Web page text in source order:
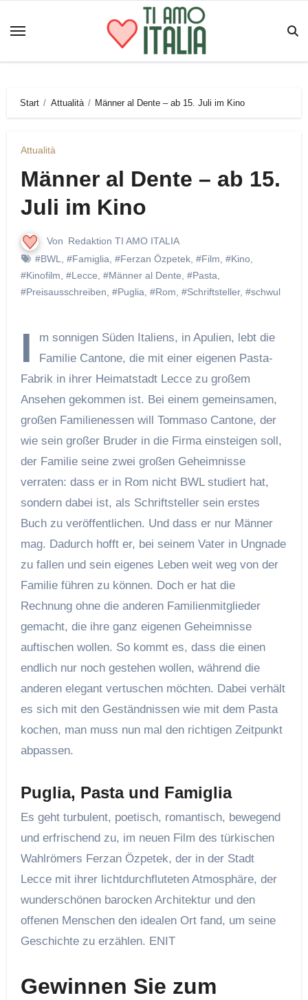
Inhalt
Start Attualità Männer al Dente – ab 15. Juli im Kino
Attualità
Männer al Dente – ab 15.
Juli im Kino
Von Redaktion TI AMO ITALIA
#BWL
#Famiglia #Ferzan Özpetek, #Film #Kino,
#Kinofilm #Lecce #Männer al Dente #Pasta
#Preisausschreiben #Puglia #Rom #Schriftsteller, #schwul
I
m sonnigen Süden Italiens, in Apulien, lebt die
Familie Cantone, die mit einer eigenen Pasta-
Fabrik in ihrer Heimatstadt Lecce zu großem
Ansehen gekommen ist. Bei einem gemeinsamen,
großen Familienessen will Tommaso Cantone, der
wie sein großer Bruder in die Firma einsteigen soll,
der Familie seine zwei großen Geheimnisse
verraten: dass er in Rom nicht BWL studiert hat,
sondern dabei ist, als Schriftsteller sein erstes
Buch zu veröffentlichen. Und dass er nur Männer
mag. Dadurch hofft er, bei seinem Vater in Ungnade
zu fallen und sein eigenes Leben weit weg von der
Familie führen zu können. Doch er hat die
Rechnung ohne die anderen Familienmitglieder
gemacht, die ihre ganz eigenen Geheimnisse
auftischen wollen. So kommt es, dass die einen
endlich nur noch gestehen wollen, während die
anderen elegant vertuschen möchten. Dabei verhält
es sich mit den Geständnissen wie mit dem Pasta
kochen, man muss nun mal den richtigen Zeitpunkt
abpassen.
Puglia, Pasta und Famiglia
Es geht turbulent, poetisch, romantisch, bewegend
und erfrischend zu, im neuen Film des türkischen
Wahlrömers Ferzan Özpetek, der in der Stadt
Lecce mit ihrer lichtdurchfluteten Atmosphäre, der
wunderschönen barocken Architektur und den
offenen Menschen den idealen Ort fand, um seine
Geschichte zu erzählen. ENIT
Gewinnen Sie zum